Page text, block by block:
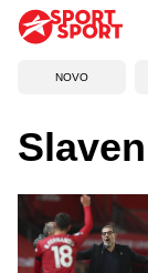
NOVO